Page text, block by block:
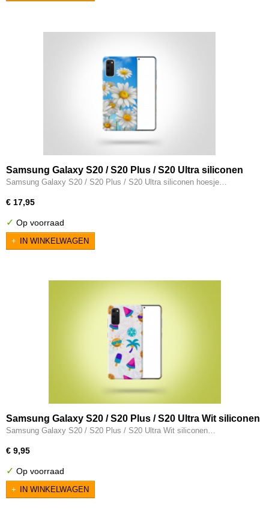
Samsung Galaxy S20 / S20 Plus / S20 Ultra siliconen
hoesje margriet
Samsung Galaxy S20 / S20 Plus / S20 Ultra siliconen hoesje…
€ 17,95
✓ Op voorraad
IN WINKELWAGEN
Samsung Galaxy S20 / S20 Plus / S20 Ultra Wit siliconen
hoesje - Zomer
Samsung Galaxy S20 / S20 Plus / S20 Ultra Wit siliconen…
€ 9,95
✓ Op voorraad
IN WINKELWAGEN